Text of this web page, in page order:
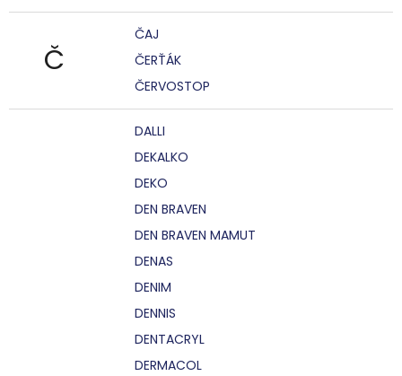
Č
ČAJ
ČERŤÁK
ČERVOSTOP
DALLI
DEKALKO
DEKO
DEN BRAVEN
DEN BRAVEN MAMUT
DENAS
DENIM
DENNIS
DENTACRYL
DERMACOL